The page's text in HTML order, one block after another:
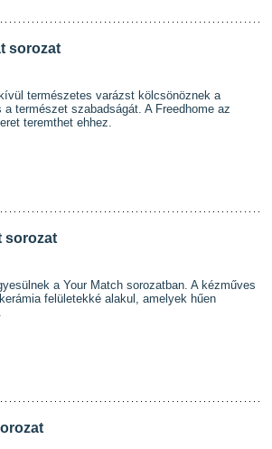
sorozat
természetes varázst kölcsönöznek a
természet szabadságát. A Freedhome az
teremthet ehhez.
sorozat
a Your Match sorozatban. A kézműves
felületekké alakul, amelyek hűen